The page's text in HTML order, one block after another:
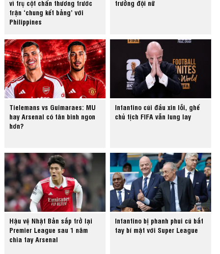
vì trụ cột chấn thương trước
trận ‘chung kết bảng’ với
Philippines
trưởng đội nữ
Tielemans vs Guimaraes: MU
hay Arsenal có tân binh ngon
hơn?
Infantino cúi đầu xin lỗi, ghế
chủ tịch FIFA vẫn lung lay
Hậu vệ Nhật Bản sắp trở lại
Premier League sau 1 năm
chia tay Arsenal
Infantino bị phanh phui cú bắt
tay bí mật với Super League